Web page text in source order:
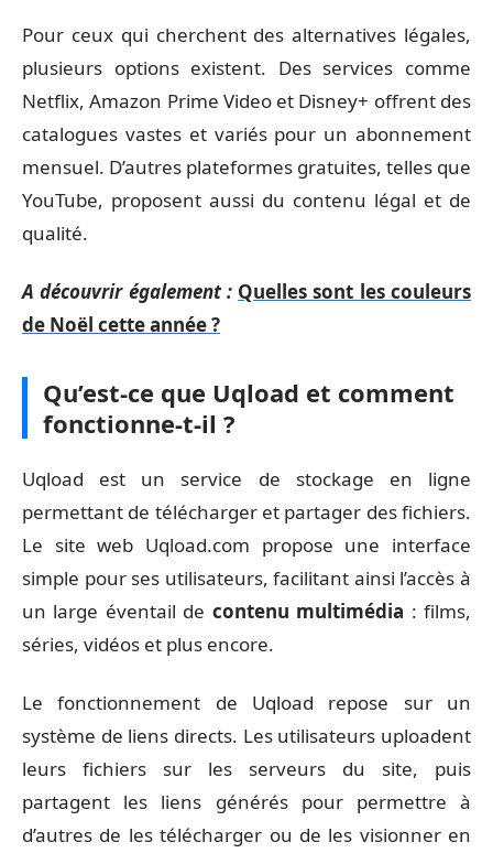
Pour ceux qui cherchent des alternatives légales,
plusieurs options existent. Des services comme
Netflix, Amazon Prime Video et Disney+ offrent des
catalogues vastes et variés pour un abonnement
mensuel. D’autres plateformes gratuites, telles que
YouTube, proposent aussi du contenu légal et de
qualité.
A découvrir également : Quelles sont les couleurs
de Noël cette année ?
Qu’est-ce que Uqload et comment
fonctionne-t-il ?
Uqload est un service de stockage en ligne
permettant de télécharger et partager des fichiers.
Le site web Uqload.com propose une interface
simple pour ses utilisateurs, facilitant ainsi l’accès à
un large éventail de contenu multimédia : films,
séries, vidéos et plus encore.
Le fonctionnement de Uqload repose sur un
système de liens directs. Les utilisateurs uploadent
leurs fichiers sur les serveurs du site, puis
partagent les liens générés pour permettre à
d’autres de les télécharger ou de les visionner en